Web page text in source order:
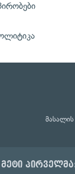
მასალის
მეტი